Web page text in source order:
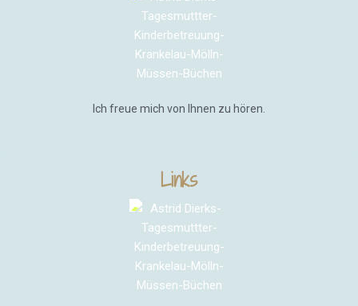
Ich freue mich von Ihnen zu hören.
Links